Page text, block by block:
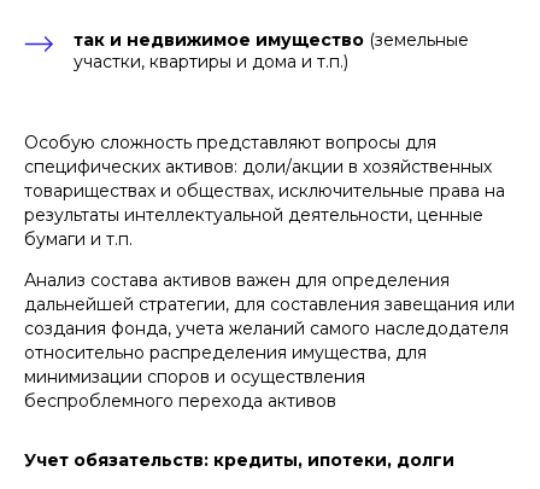
так и недвижимое имущество (земельные
участки, квартиры и дома и т.п.)
Особую сложность представляют вопросы для
специфических активов: доли/акции в хозяйственных
товариществах и обществах, исключительные права на
результаты интеллектуальной деятельности, ценные
бумаги и т.п.
Анализ состава активов важен для определения
дальнейшей стратегии, для составления завещания или
создания фонда, учета желаний самого наследодателя
относительно распределения имущества, для
минимизации споров и осуществления
беспроблемного перехода активов
Учет обязательств: кредиты, ипотеки, долги